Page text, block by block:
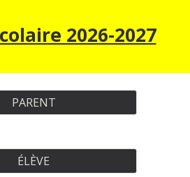
2026-2027
PARENT
ÉLÈVE